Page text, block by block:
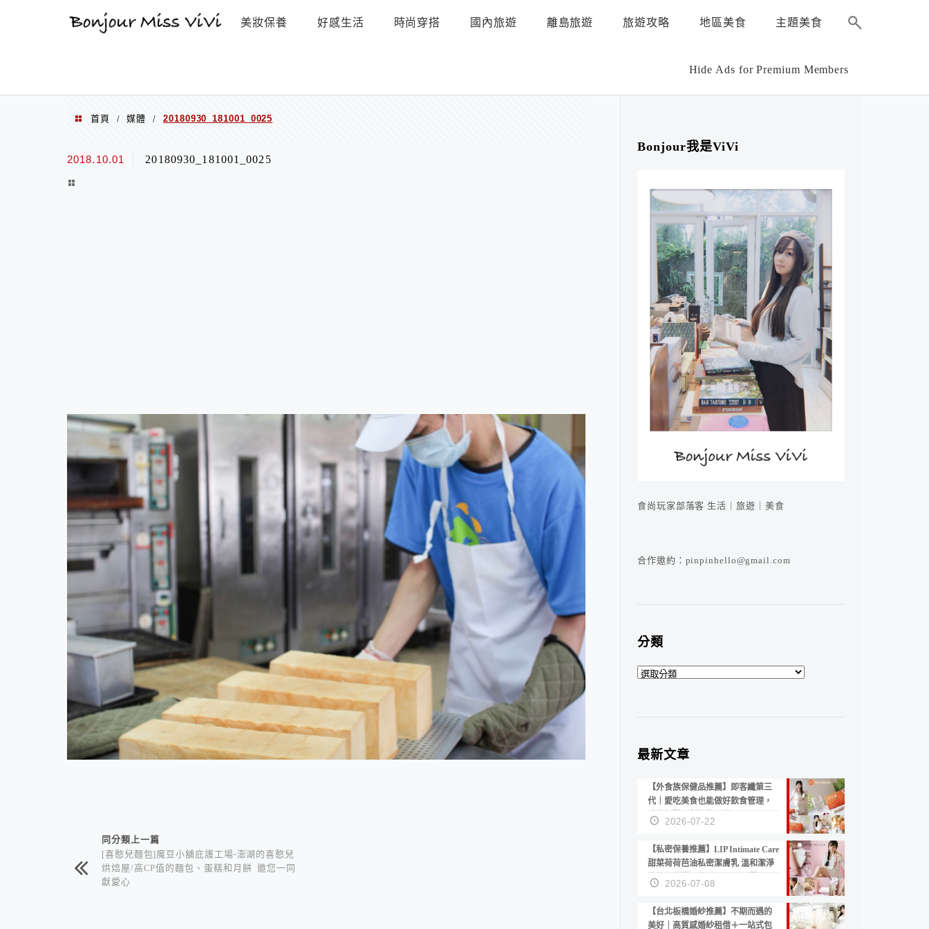
美妝保養 好感生活 時尚穿搭 國內旅遊 離島旅遊 旅遊攻略 地區美食 主題美食
Hide Ads for Premium Members
首頁 / 媒體 / 20180930_181001_0025
2018.10.01 20180930_181001_0025
相連文章同分類上一篇
[喜憨兒麵包]魔豆小舖庇護工場-澎湖的喜憨兒
烘焙屋/高CP值的麵包、蛋糕和月餅 邀您一同
獻愛心
Bonjour我是ViVi
食尚玩家部落客 生活｜旅遊｜美食
合作邀約：pinpinhello@gmail.com
分類
分
最新文章
【外食族保健品推薦】即客纖第三
代｜愛吃美食也能做好飲食管理，
陪你輕鬆面對聚餐日常！
2026-07-22
【私密保養推薦】LIP Intimate Care
甜菜荷荷芭油私密潔膚乳 溫和潔淨
洗後不乾澀 不起泡反而更舒服！
2026-07-08
【台北板橋婚紗推薦】不期而遇的
美好｜高質感婚紗租借＋一站式包